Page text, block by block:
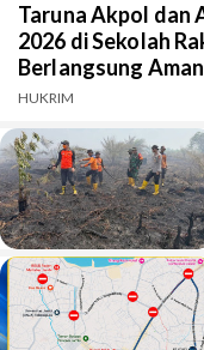
Taruna Akpol dan
2026 di Sekolah
Berlangsung
HUKRIM